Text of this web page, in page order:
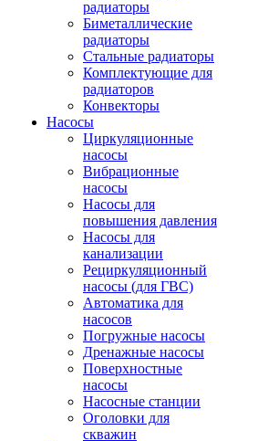
радиаторы
Биметаллические
радиаторы
Стальные радиаторы
Комплектующие для
радиаторов
Конвекторы
Насосы
Циркуляционные
насосы
Вибрационные
насосы
Насосы для
повышения давления
Насосы для
канализации
Рециркуляционный
насосы (для ГВС)
Автоматика для
насосов
Погружные насосы
Дренажные насосы
Поверхностные
насосы
Насосные станции
Оголовки для
скважин